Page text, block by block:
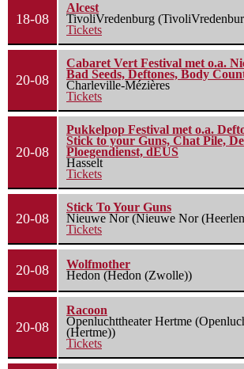
18-08
Alcest
TivoliVredenburg
Tickets
20-08
Cabaret Vert Festival met o.a.
Bad Seeds, Deftones, Body
Charleville-Mézières
Tickets
20-08
Pukkelpop Festival met o.a.
Stick to your Guns, Chat Pile,
Ploegendienst, dEUS
Hasselt
Tickets
20-08
Stick To Your Guns
Nieuwe Nor (Nieuwe Nor
Tickets
20-08
Wolfmother
Hedon (Hedon (Zwolle))
20-08
Racoon
Openluchttheater Hertme
(Hertme))
Tickets